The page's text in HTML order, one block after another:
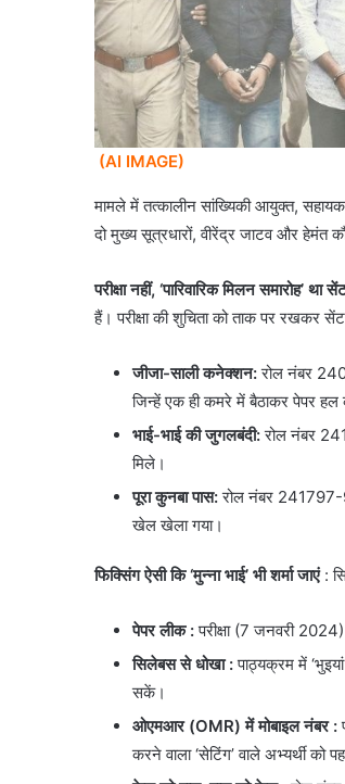
(AI IMAGE)
​मामले में तत्कालीन सांख्यिकी आयुक्त,
दो मुख्य सूत्रधारों, वीरेंद्र जाटव और हेमंत
परीक्षा नहीं, ‘पारिवारिक मिलन समारोह’ था
हैं। परीक्षा की शुचिता को ताक पर रखकर
जीजा-साली कनेक्शन:रोल नंबर
जिन्हें एक ही कमरे में बैठाकर पेपर हल
भाई-भाई की जुगलबंदी:रोल नंबर
मिले।
पूरा कुनबा पास:रोल नंबर
खेल खेला गया।
फिक्सिंग ऐसी कि ‘मुन्ना भाई’ भी शर्मा जाएं:
पेपर लीक :परीक्षा (7 जनवरी
सिलेबस से धोखा :पाठ्यक्रम में
सकें।
ओएमआर (OMR) में मोबाइल नंबर :
करने वाला ‘सेटिंग’ वाले अभ्यर्थी को